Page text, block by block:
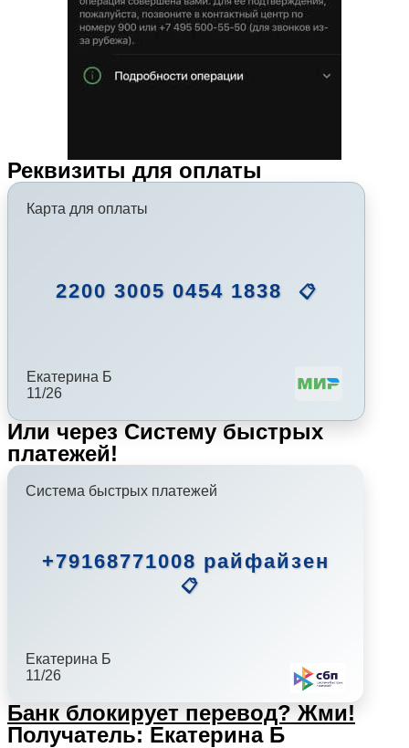
Реквизиты для оплаты
Карта для оплаты
2200 3005 0454 1838 📋
Екатерина Б
11/26
Или через Систему быстрых
платежей!
Система быстрых платежей
+79168771008 райфайзен
📋
Екатерина Б
11/26
Банк блокирует перевод? Жми!
Получатель: Екатерина Б